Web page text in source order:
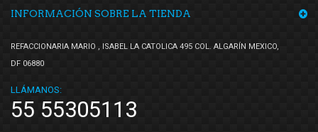
INFORMACIÓN SOBRE LA TIENDA
REFACCIONARIA MARIO , ISABEL LA CATOLICA 495 COL. ALGARÍN MEXICO,
DF 06880
LLÁMANOS:
55 55305113